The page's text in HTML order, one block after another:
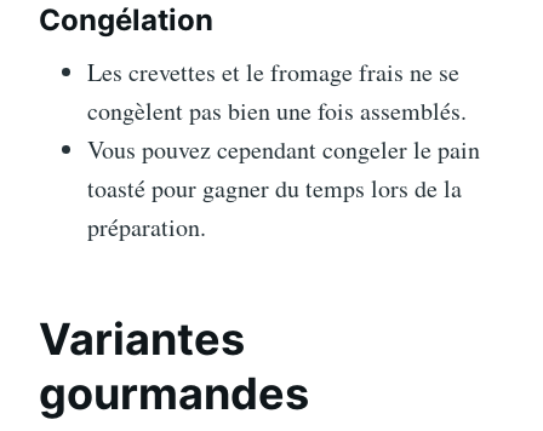
Congélation
Les crevettes et le fromage frais ne se
congèlent pas bien une fois assemblés.
Vous pouvez cependant congeler le pain
toasté pour gagner du temps lors de la
préparation.
Variantes
gourmandes